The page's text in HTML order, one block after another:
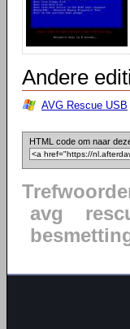
Andere
AVG Rescue USB
HTML code om naar
avg